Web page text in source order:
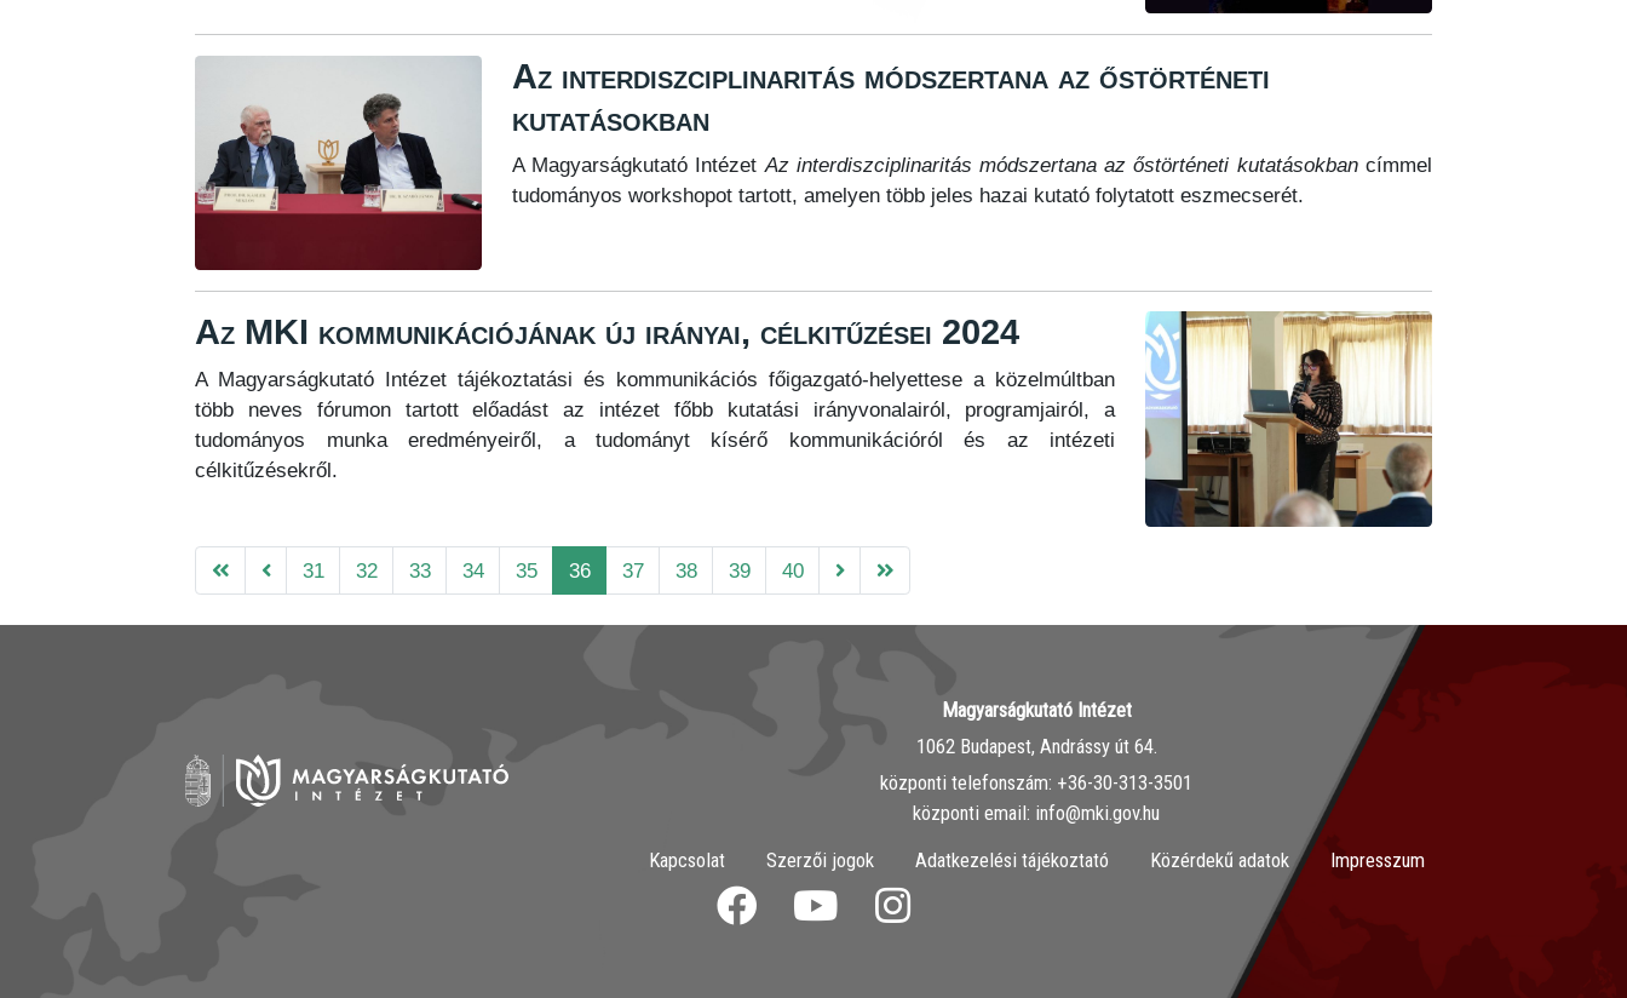
Az interdiszciplinaritás módszertana az őstörténeti
kutatásokban
A Magyarságkutató IntézetAz interdiszciplinaritás módszertana az őstörténeti kutatásokban címmel
tudományos workshopot tartott, amelyen több jeles hazai kutató folytatott eszmecserét.
Az MKI kommunikációjának új irányai, célkitűzései 2024
A Magyarságkutató Intézet tájékoztatási és kommunikációs főigazgató-helyettese a közelmúltban
több neves fórumon tartott előadást az intézet főbb kutatási irányvonalairól, programjairól, a
tudományos munka eredményeiről, a tudományt kísérő kommunikációról és az intézeti
célkitűzésekről.
31 32 33 34 35 36 37 38 39 40
Magyarságkutató Intézet
1062 Budapest, Andrássy út 64.
központi telefonszám: ‭+36-30-313-3501
központi email: info@mki.gov.hu
Kapcsolat Szerzői jogok Adatkezelési tájékoztató Közérdekű adatok Impresszum